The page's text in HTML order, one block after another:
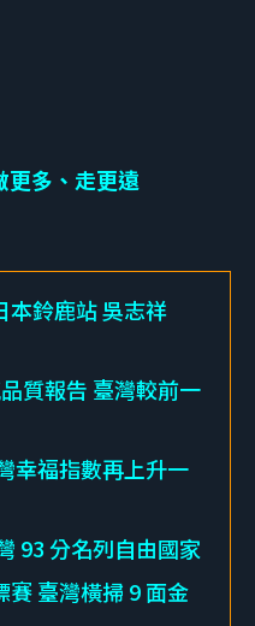
更多、走更遠
本鈴鹿站 吳志祥
質報告 臺灣較前一
幸福指數再上升一
93 分名列自由國家
賽 臺灣橫掃 9 面金